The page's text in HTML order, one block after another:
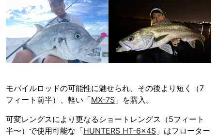
モバイルロッドの可能性に魅せられ、その後より短く（7
フィート前半）、軽い「MX-7S 」を購入。
可変レングスにより更なるショートレングス（5フィート
半〜）で使用可能な「HUNTERS HT-6×4S 」はフローター